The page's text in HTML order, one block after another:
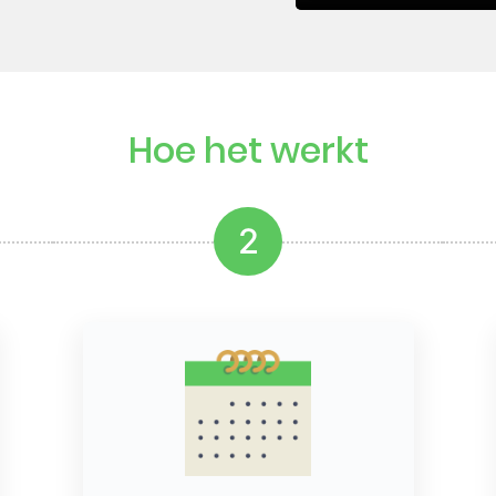
Hoe het werkt
2